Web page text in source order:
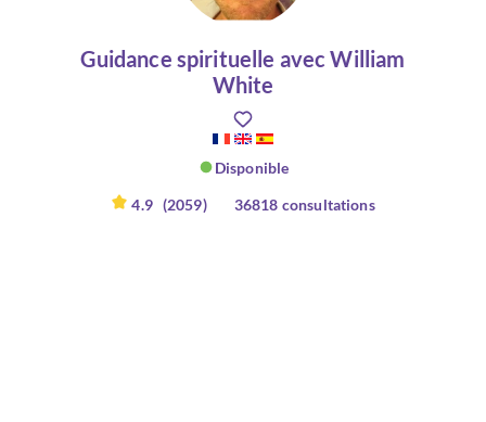
Guidance spirituelle avec William
White
Disponible
4.9 (2059) 36818 consultations